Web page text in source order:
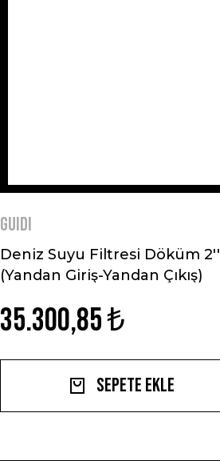
GUIDI
Deniz Suyu Filtresi Döküm 2''
(Yandan Giriş-Yandan Çıkış)
35.300,85 ₺
Sepete Ekle